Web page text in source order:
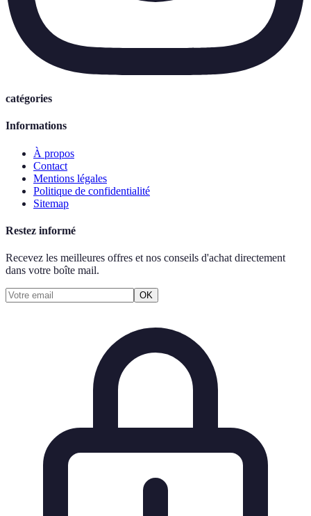
catégories
Informations
À propos
Contact
Mentions légales
Politique de confidentialité
Sitemap
Restez informé
Recevez les meilleures offres et nos conseils d'achat directement
dans votre boîte mail.
OK